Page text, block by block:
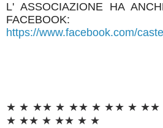
L' ASSOCIAZIONE HA
FACEBOOK:
https://www.facebook.com/
★ ★ ★★ ★ ★★ ★ ★★ ★ ★★
★ ★★ ★ ★★ ★ ★